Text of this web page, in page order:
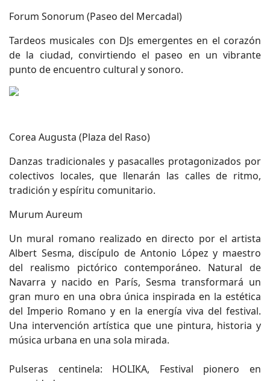
Forum Sonorum (Paseo del Mercadal)
Tardeos musicales con DJs emergentes en el corazón
de la ciudad, convirtiendo el paseo en un vibrante
punto de encuentro cultural y sonoro.
Corea Augusta (Plaza del Raso)
Danzas tradicionales y pasacalles protagonizados por
colectivos locales, que llenarán las calles de ritmo,
tradición y espíritu comunitario.
Murum Aureum
Un mural romano realizado en directo por el artista
Albert Sesma, discípulo de Antonio López y maestro
del realismo pictórico contemporáneo. Natural de
Navarra y nacido en París, Sesma transformará un
gran muro en una obra única inspirada en la estética
del Imperio Romano y en la energía viva del festival.
Una intervención artística que une pintura, historia y
música urbana en una sola mirada.
Pulseras centinela: HOLIKA, Festival pionero en